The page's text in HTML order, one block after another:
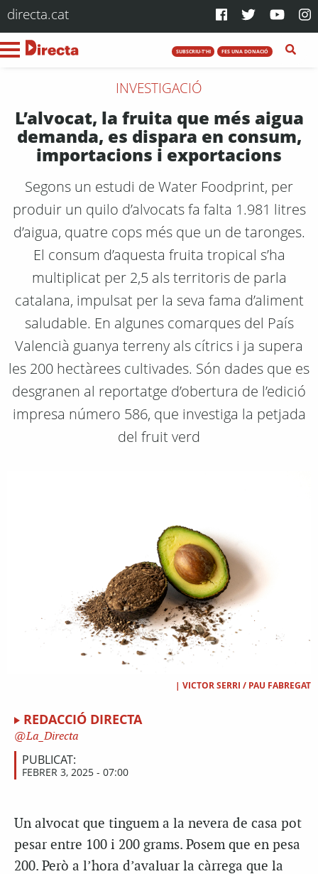
directa.cat
SUBSCRIU-T'HI FES UNA DONACIÓ
INVESTIGACIÓ
L’alvocat, la fruita que més aigua
demanda, es dispara en consum,
importacions i exportacions
Segons un estudi de Water Foodprint, per
produir un quilo d’alvocats fa falta 1.981 litres
d’aigua, quatre cops més que un de taronges.
El consum d’aquesta fruita tropical s’ha
multiplicat per 2,5 als territoris de parla
catalana, impulsat per la seva fama d’aliment
saludable. En algunes comarques del País
Valencià guanya terreny als cítrics i ja supera
les 200 hectàrees cultivades. Són dades que es
desgranen al reportatge d’obertura de l’edició
impresa número 586, que investiga la petjada
del fruit verd
| VICTOR SERRI / PAU FABREGAT
REDACCIÓ DIRECTA
La_Directa
PUBLICAT:
FEBRER 3, 2025 - 07:00
Un alvocat que tinguem a la nevera de casa pot
pesar entre 100 i 200 grams. Posem que en pesa
200. Però a l’hora d’avaluar la càrrega que la